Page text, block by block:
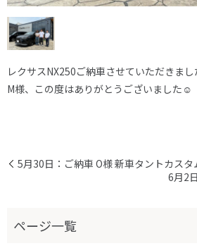
レクサスNX250ご納車させていただきまし
M様、この度はありがとうございました☺
5月30日：ご納車 O様 新車タントカスタ
6月2